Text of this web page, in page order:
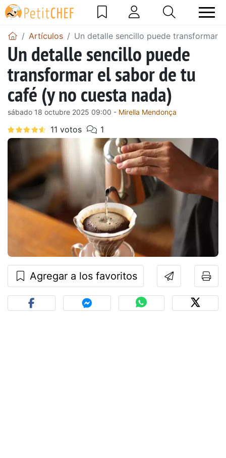
Artículos Un detalle sencillo puede transformar
Un detalle sencillo puede
transformar el sabor de tu
café (y no cuesta nada)
sábado 18 octubre 2025 09:00 - Mirella Mendonça
Agregar a los favoritos